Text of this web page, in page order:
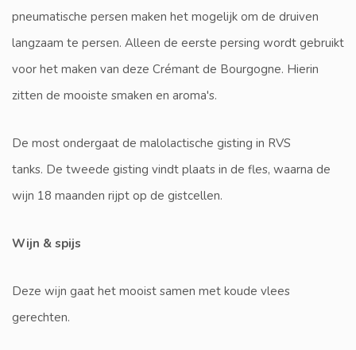
pneumatische persen maken het mogelijk om de druiven
langzaam te persen. Alleen de eerste persing wordt gebruikt
voor het maken van deze Crémant de Bourgogne. Hierin
zitten de mooiste smaken en aroma's.
De most ondergaat de malolactische gisting in RVS
tanks. De tweede gisting vindt plaats in de fles, waarna de
wijn 18 maanden rijpt op de gistcellen.
Wijn & spijs
Deze wijn gaat het mooist samen met koude vlees
gerechten.